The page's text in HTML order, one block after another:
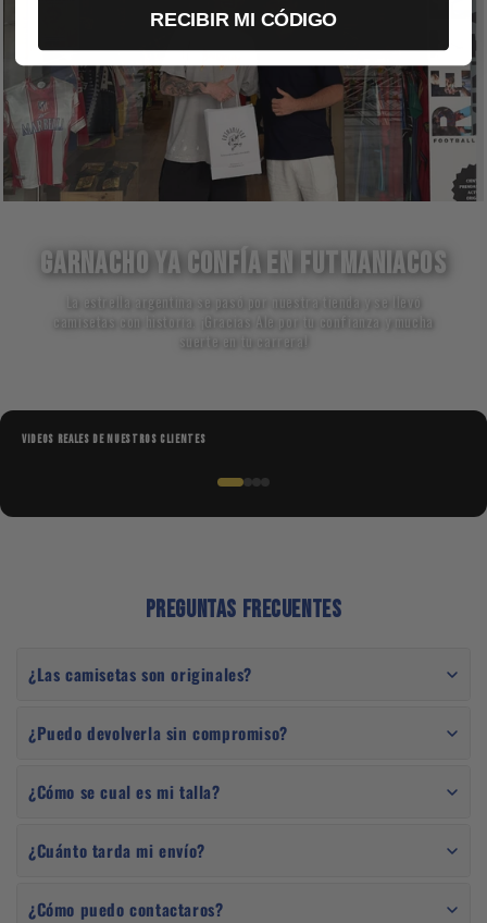
GARNACHO YA CONFÍA EN FUTMANIACOS
La estrella argentina se pasó por nuestra tienda y se llevó
camisetas con historia. ¡Gracias Ale por tu confianza y mucha
suerte en tu carrera!
VIDEOS REALES DE NUESTROS CLIENTES
Preguntas Frecuentes
¿Las camisetas son originales?
¿Puedo devolverla sin compromiso?
¿Cómo se cual es mi talla?
¿Cuánto tarda mi envío?
¿Cómo puedo contactaros?
RECIBIR MI CÓDIGO